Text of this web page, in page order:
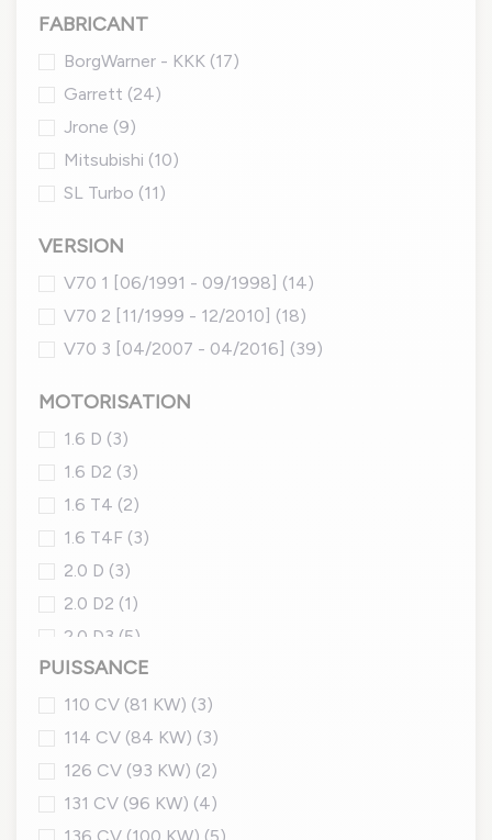
FABRICANT
BorgWarner - KKK (17)
Garrett (24)
Jrone (9)
Mitsubishi (10)
SL Turbo (11)
VERSION
V70 1 [06/1991 - 09/1998] (14)
V70 2 [11/1999 - 12/2010] (18)
V70 3 [04/2007 - 04/2016] (39)
MOTORISATION
1.6 D (3)
1.6 D2 (3)
1.6 T4 (2)
1.6 T4F (3)
2.0 D (3)
2.0 D2 (1)
2.0 D3 (5)
2.0 D4(1)
2.0 T(2)
2.0 T5(3)
2.3 T(3)
2.3 T5(4)
2.4 D(10)
PUISSANCE
110 CV (81 KW) (3)
114 CV (84 KW) (3)
126 CV (93 KW) (2)
131 CV (96 KW) (4)